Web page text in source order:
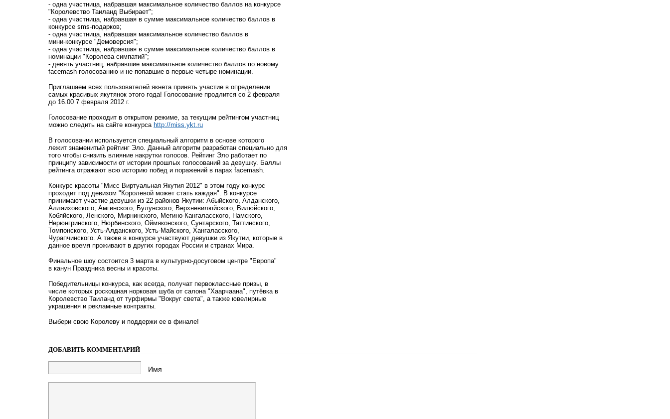
- одна участница, набравшая максимальное количество баллов на конкурсе
"Королевство Таиланд Выбирает";
- одна участница, набравшая в сумме максимальное количество баллов в
конкурсе sms-подарков;
- одна участница, набравшая максимальное количество баллов в
мини-конкурсе "Демоверсия";
- одна участница, набравшая в сумме максимальное количество баллов в
номинации "Королева симпатий";
- девять участниц, набравшие максимальное количество баллов по новому
facemash-голосованию и не попавшие в первые четыре номинации.
Приглашаем всех пользователей якнета принять участие в определении
самых красивых якутянок этого года! Голосование продлится со 2 февраля
до 16.00 7 февраля 2012 г.
Голосование проходит в открытом режиме, за текущим рейтингом участниц
можно следить на сайте конкурса http://miss.ykt.ru
В голосовании используется специальный алгоритм в основе которого
лежит знаменитый рейтинг Эло. Данный алгоритм разработан специально для
того чтобы снизить влияние накрутки голосов. Рейтинг Эло работает по
принципу зависимости от истории прошлых голосований за девушку. Баллы
рейтинга отражают всю историю побед и поражений в парах facemash.
Конкурс красоты "Мисс Виртуальная Якутия 2012" в этом году конкурс
проходит под девизом "Королевой может стать каждая". В конкурсе
принимают участие девушки из 22 районов Якутии: Абыйского, Алданского,
Аллаиховского, Амгинского, Булунского, Верхневилюйского, Вилюйского,
Кобяйского, Ленского, Мирнинского, Мегино-Кангаласского, Намского,
Нерюнгринского, Нюрбинского, Оймяконского, Сунтарского, Таттинского,
Томпонского, Усть-Алданского, Усть-Майского, Хангаласского,
Чурапчинского. А также в конкурсе участвуют девушки из Якутии, которые в
данное время проживают в других городах России и странах Мира.
Финальное шоу состоится 3 марта в культурно-досуговом центре "Европа"
в канун Праздника весны и красоты.
Победительницы конкурса, как всегда, получат первоклассные призы, в
числе которых роскошная норковая шуба от салона "Хаарчаана", путёвка в
Королевство Таиланд от турфирмы "Вокруг света", а также ювелирные
украшения и рекламные контракты.
Выбери свою Королеву и поддержи ее в финале!
ДОБАВИТЬ КОММЕНТАРИЙ
Имя